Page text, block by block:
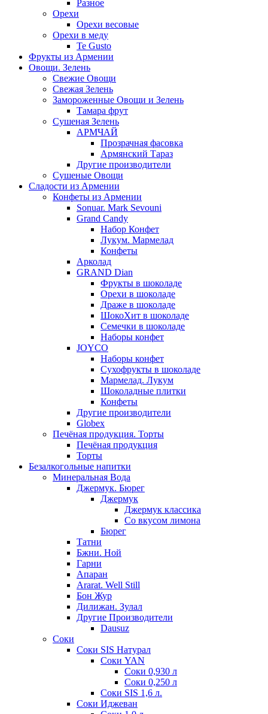
Разное
Орехи
Орехи весовые
Орехи в меду
Te Gusto
Фрукты из Армении
Овощи. Зелень
Свежие Овощи
Свежая Зелень
Замороженные Овощи и Зелень
Тамара фрут
Сушеная Зелень
АРМЧАЙ
Прозрачная фасовка
Армянский Тараз
Другие производители
Сушеные Овощи
Сладости из Армении
Конфеты из Армении
Sonuar. Mark Sevouni
Grand Candy
Набор Конфет
Лукум. Мармелад
Конфеты
Арколад
GRAND Dian
Фрукты в шоколаде
Орехи в шоколаде
Драже в шоколаде
ШокоХит в шоколаде
Семечки в шоколаде
Наборы конфет
JOYCO
Наборы конфет
Сухофрукты в шоколаде
Мармелад. Лукум
Шоколадные плитки
Конфеты
Другие производители
Globex
Печёная продукция. Торты
Печёная продукция
Торты
Безалкогольные напитки
Минеральная Вода
Джермук. Бюрег
Джермук
Джермук классика
Со вкусом лимона
Бюрег
Татни
Бжни. Ной
Гарни
Апаран
Ararat. Well Still
Бон Жур
Дилижан. Зулал
Другие Производители
Dausuz
Соки
Соки SIS Натурал
Соки YAN
Соки 0,930 л
Соки 0,250 л
Соки SIS 1,6 л.
Соки Иджеван